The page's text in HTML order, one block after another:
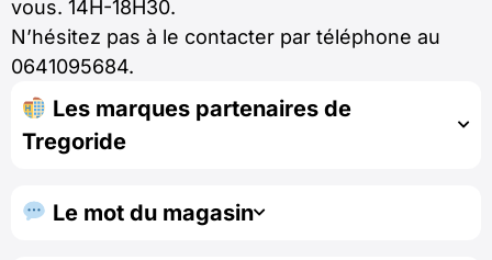
vous. 14H-18H30.
N’hésitez pas à le contacter par téléphone au
0641095684.
Les marques partenaires de
Tregoride
Le mot du magasin